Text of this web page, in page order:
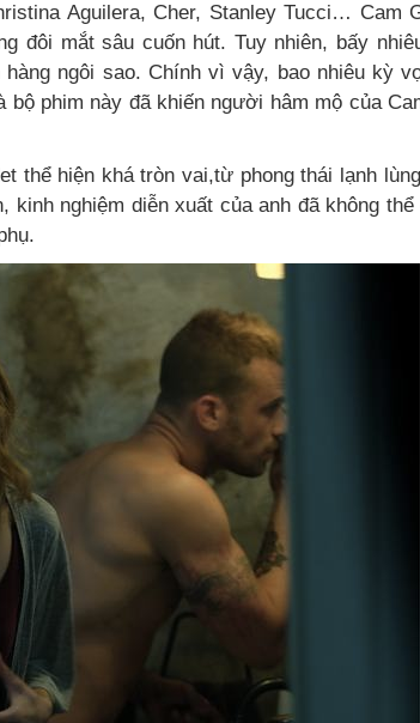
Aguilera, Cher, Stanley Tucci… Cam
đôi mắt sâu cuốn hút. Tuy nhiên, bấy
ngôi sao. Chính vì vậy, bao nhiêu kỳ
phim này đã khiến người hâm mộ của
thể hiện khá tròn vai,từ phong thái lạnh
kinh nghiệm diễn xuất của anh đã không